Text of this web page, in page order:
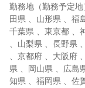
勤務地（勤務予定
田県 、山形県 、福
千葉県 、東京都 、
、山梨県 、長野県
、京都府 、大阪府
県 、岡山県 、広島
知県 、福岡県 、佐